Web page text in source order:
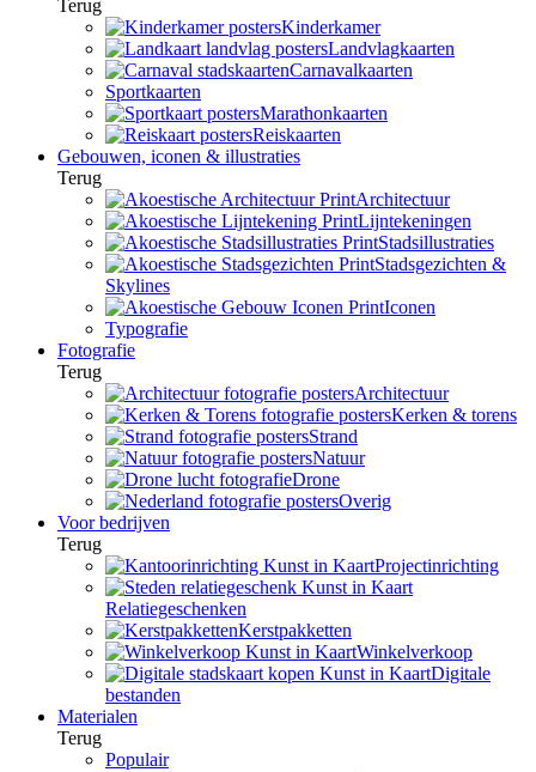
Terug
Kinderkamer
Landvlagkaarten
Carnavalkaarten
Sportkaarten
Marathonkaarten
Reiskaarten
Gebouwen, iconen & illustraties
Terug
Architectuur
Lijntekeningen
Stadsillustraties
Stadsgezichten &
Skylines
Iconen
Typografie
Fotografie
Terug
Architectuur
Kerken & torens
Strand
Natuur
Drone
Overig
Voor bedrijven
Terug
Projectinrichting
Relatiegeschenken
Kerstpakketten
Winkelverkoop
Digitale
bestanden
Materialen
Terug
Populair